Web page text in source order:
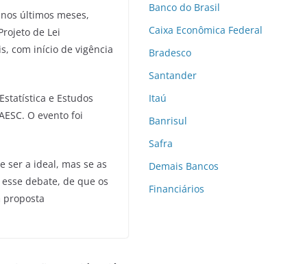
últimos meses,
de Lei
com início de vigência
e Estudos
O evento foi
ser a ideal, mas se as
debate, de que os
proposta
Banco do Brasil
Caixa Econômica Federal
Bradesco
Santander
Itaú
Banrisul
Safra
Demais Bancos
Financiários